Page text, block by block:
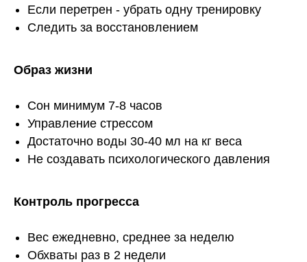
Если перетрен - убрать одну тренировку
Следить за восстановлением
Образ жизни
Сон минимум 7-8 часов
Управление стрессом
Достаточно воды 30-40 мл на кг веса
Не создавать психологического давления
Контроль прогресса
Вес ежедневно, среднее за неделю
Обхваты раз в 2 недели